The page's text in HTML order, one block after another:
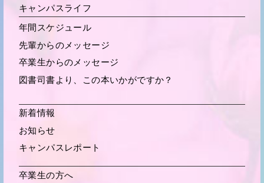
キャンパスライフ
年間スケジュール
先輩からのメッセージ
卒業生からの メッセージ
図書司書より、この本いかがですか？
新着情報
お知らせ
キャンパスレポート
卒業生の方へ